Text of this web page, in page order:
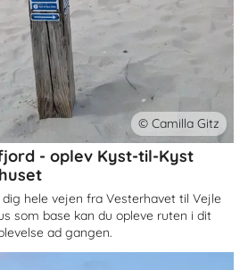
- oplev Kyst-til-Kyst
hele vejen fra Vesterhavet til Vejle
som base kan du opleve ruten i dit
ad gangen.
© Camilla Gitz